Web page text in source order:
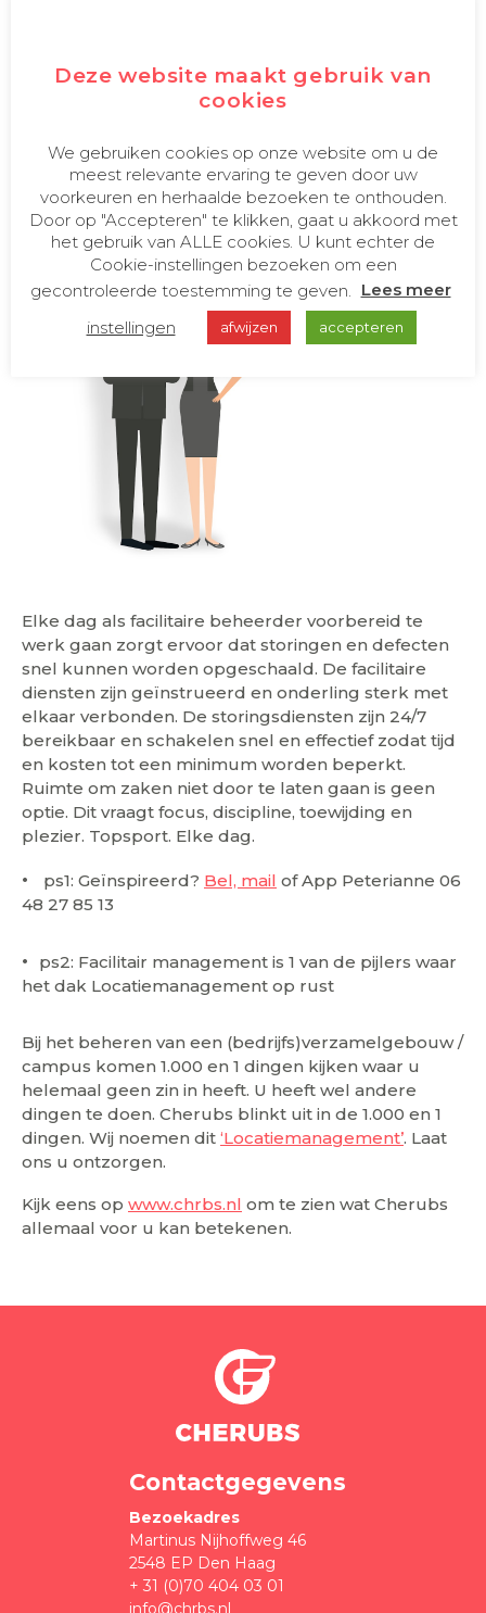
Daar bouw je als bedrijf op.
Elke dag als facilitaire beheerder voorbereid te
werk gaan zorgt ervoor dat storingen en defecten
snel kunnen worden opgeschaald. De facilitaire
diensten zijn geïnstrueerd en onderling sterk met
elkaar verbonden. De storingsdiensten zijn 24/7
bereikbaar en schakelen snel en effectief zodat tijd
en kosten tot een minimum worden beperkt.
Ruimte om zaken niet door te laten gaan is geen
optie. Dit vraagt focus, discipline, toewijding en
plezier. Topsport. Elke dag.
ps1: Geïnspireerd? Bel, mail of App Peterianne 06
48 27 85 13
ps2: Facilitair management is 1 van de pijlers waar
het dak Locatiemanagement op rust
Bij het beheren van een (bedrijfs)verzamelgebouw /
campus komen 1.000 en 1 dingen kijken waar u
helemaal geen zin in heeft. U heeft wel andere
dingen te doen. Cherubs blinkt uit in de 1.000 en 1
dingen. Wij noemen dit ‘Locatiemanagement’. Laat
ons u ontzorgen.
Kijk eens op www.chrbs.nl om te zien wat Cherubs
allemaal voor u kan betekenen.
Contactgegevens
Bezoekadres
Martinus Nijhoffweg 46
2548 EP Den Haag
+ 31 (0)70 404 03 01
info@chrbs.nl
Deze website maakt gebruik van
cookies
We gebruiken cookies op onze website om u de
meest relevante ervaring te geven door uw
voorkeuren en herhaalde bezoeken te onthouden.
Door op "Accepteren" te klikken, gaat u akkoord met
het gebruik van ALLE cookies. U kunt echter de
Cookie-instellingen bezoeken om een
gecontroleerde toestemming te geven.
Lees meer
instellingen
afwijzen accepteren